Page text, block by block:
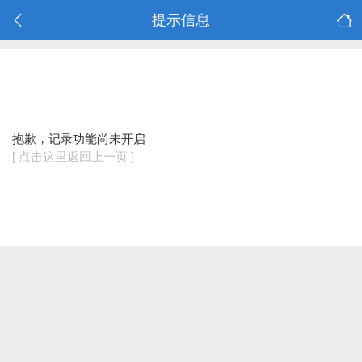
提示信息
抱歉，记录功能尚未开启
[ 点击这里返回上一页 ]